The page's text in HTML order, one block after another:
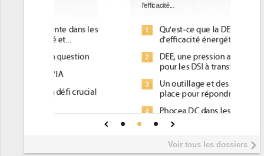
1
Qu'est-ce que la DEE (directive
d'efficacité énergétique) ?
2
DEE, une pression administrative
pour les DSI à transformer...
Un outillage et des services déjà en
place pour répondre à...
Phocea DC dans les cordes pour la
Interview de Fabrice Coquio,
président de Digital Realty...Voir tous les dossiers